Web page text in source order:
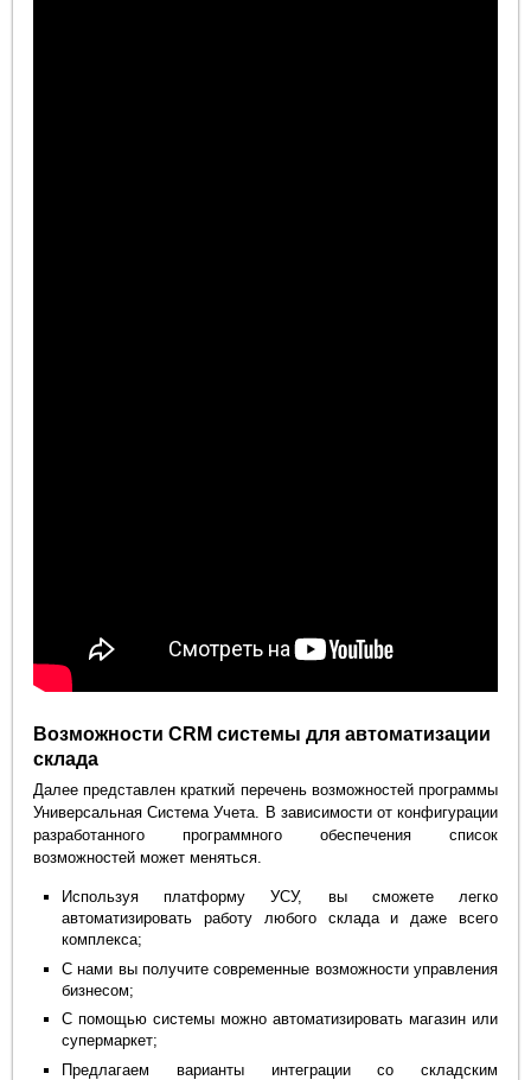
Возможности CRM системы для автоматизации
склада
Далее представлен краткий перечень возможностей программы
Универсальная Система Учета. В зависимости от конфигурации
разработанного программного обеспечения список
возможностей может меняться.
Используя платформу УСУ, вы сможете легко
автоматизировать работу любого склада и даже всего
комплекса;
С нами вы получите современные возможности управления
бизнесом;
С помощью системы можно автоматизировать магазин или
супермаркет;
Предлагаем варианты интеграции со складским